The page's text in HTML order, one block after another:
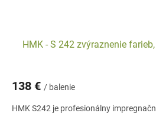
HMK - S 242 zvýraznenie
138 € / balenie
HMK S242 je profesionálny